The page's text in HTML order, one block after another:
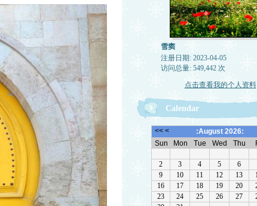
雪窦
注册日期: 2023-04-05
访问总量: 549,442 次
点击查看我的个人资料
Calendar